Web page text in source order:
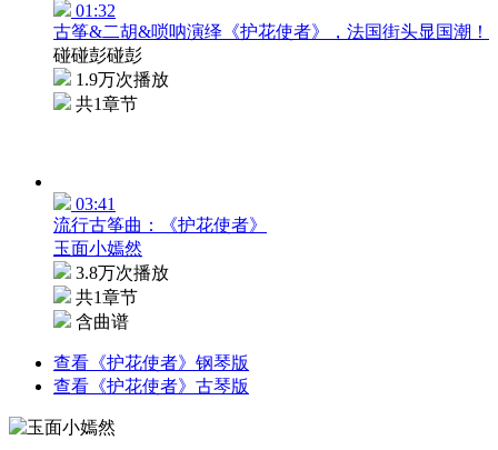
01:32
古筝&二胡&唢呐演绎《护花使者》，法国街头显国潮！
碰碰彭碰彭
1.9万次播放
共1章节
03:41
流行古筝曲：《护花使者》
玉面小嫣然
3.8万次播放
共1章节
含曲谱
查看《护花使者》钢琴版
查看《护花使者》古琴版